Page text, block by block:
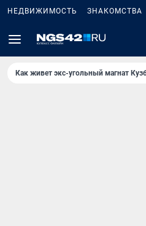
НЕДВИЖИМОСТЬ ЗНАКОМСТВА
Как живет экс-угольный магнат